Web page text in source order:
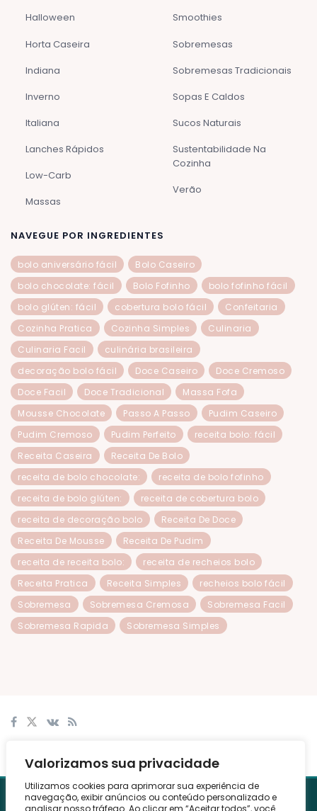
Valorizamos sua privacidade
Utilizamos cookies para aprimorar sua experiência de
navegação, exibir anúncios ou conteúdo personalizado e
analisar nosso tráfego. Ao clicar em “Aceitar todos”, você
Halloween
Horta Caseira
Indiana
Inverno
Italiana
Lanches Rápidos
Low-Carb
Massas
Smoothies
Sobremesas
Sobremesas Tradicionais
Sopas E Caldos
Sucos Naturais
Sustentabilidade Na
Cozinha
Verão
NAVEGUE POR INGREDIENTES
bolo aniversário fácil
Bolo Caseiro
bolo chocolate: fácil
Bolo Fofinho
bolo fofinho fácil
bolo glúten: fácil
cobertura bolo fácil
Confeitaria
Cozinha Pratica
Cozinha Simples
Culinaria
Culinaria Facil
culinária brasileira
decoração bolo fácil
Doce Caseiro
Doce Cremoso
Doce Facil
Doce Tradicional
Massa Fofa
Mousse Chocolate
Passo A Passo
Pudim Caseiro
Pudim Cremoso
Pudim Perfeito
receita bolo: fácil
Receita Caseira
Receita De Bolo
receita de bolo chocolate:
receita de bolo fofinho
receita de bolo glúten:
receita de cobertura bolo
receita de decoração bolo
Receita De Doce
Receita De Mousse
Receita De Pudim
receita de receita bolo:
receita de recheios bolo
Receita Pratica
Receita Simples
recheios bolo fácil
Sobremesa
Sobremesa Cremosa
Sobremesa Facil
Sobremesa Rapida
Sobremesa Simples
Sobre Contato Política de Privacidade
Termos